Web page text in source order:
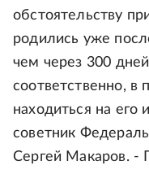
обстоятельству
родились уже
чем через 300
соответственно, в
находиться на его
советник
Сергей Макаров.